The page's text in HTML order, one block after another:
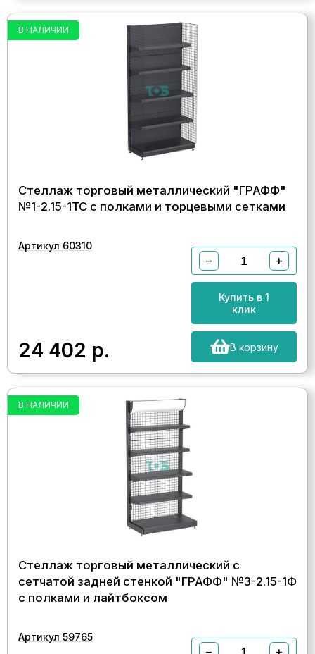
В НАЛИЧИИ
Стеллаж торговый металлический "ГРАФФ"
№1-2.15-1ТС с полками и торцевыми сетками
Артикул 60310
24 402 р.
− +
Купить в 1
клик
В корзину
В НАЛИЧИИ
Стеллаж торговый металлический с
сетчатой задней стенкой "ГРАФФ" №3-2.15-1Ф
с полками и лайтбоксом
Артикул 59765